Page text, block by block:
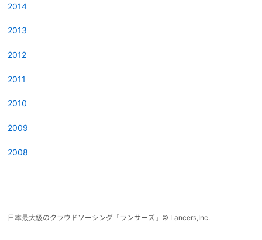
2014
2013
2012
2011
2010
2009
2008
日本最大級のクラウドソーシング「ランサーズ」 © Lancers,Inc.